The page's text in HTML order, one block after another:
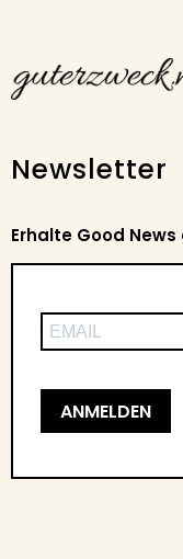
Newsletter
Erhalte Good
ANMELDEN